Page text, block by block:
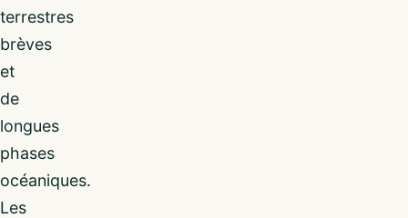
terrestres
brèves
et
de
longues
phases
océaniques.
Les